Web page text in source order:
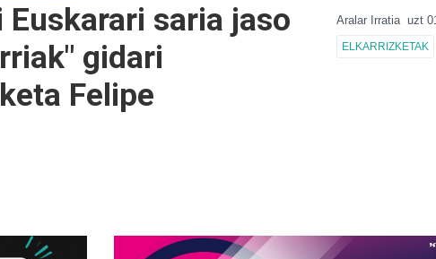
saria jaso
gidari
Felipe
Aralar Irratia uzt
ELKARRIZKETAK